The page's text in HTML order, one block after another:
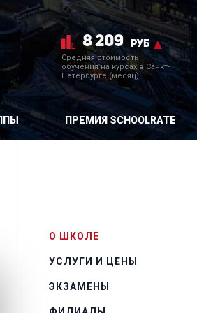
8 209 руб
Средняя стоимость
обучения на курсах в Санкт-
Петербурге (месяц)
ПРЕМИЯ SCHOOLRATE
О ШКОЛЕ
УСЛУГИ И ЦЕНЫ
ЭКЗАМЕНЫ